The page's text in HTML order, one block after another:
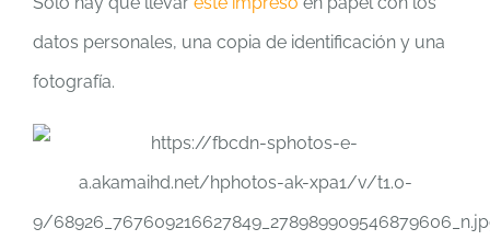
datos personales, una copia de identificación y una
fotografía.